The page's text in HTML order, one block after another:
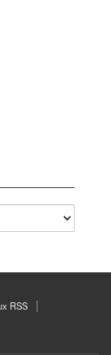
RSS